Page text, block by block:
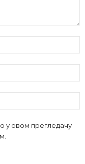
у овом прегледачу